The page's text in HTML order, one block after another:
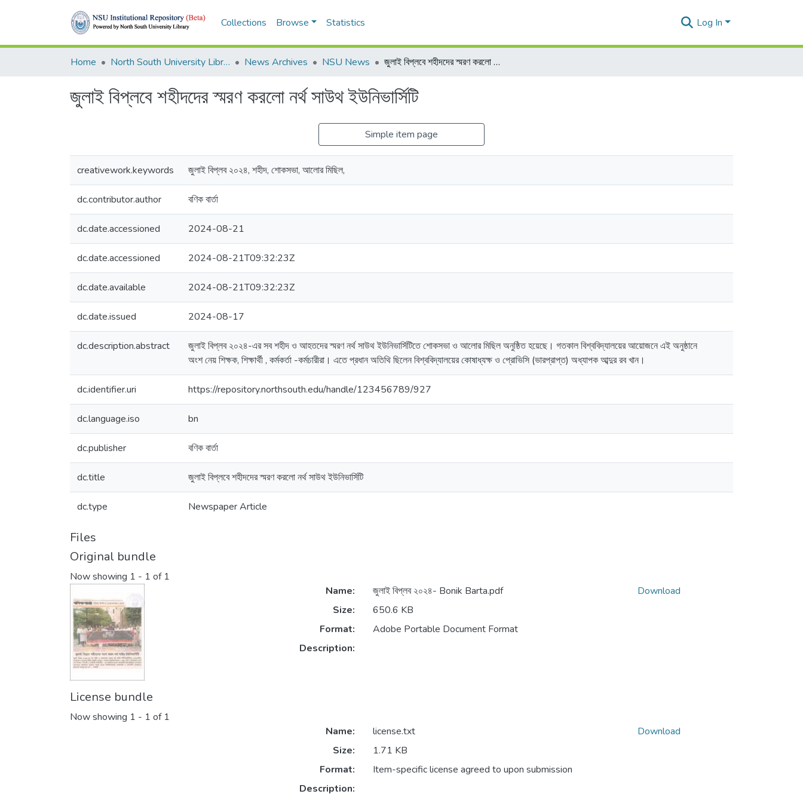
Collections Browse Statistics Log In
Home North South University Library News Archives NSU News জুলাই বিপ্লবে শহীদদের স্মরণ করলো নর্থ সাউথ ইউনিভার্সিটি
জুলাই বিপ্লবে শহীদদের স্মরণ করলো নর্থ সাউথ ইউনিভার্সিটি
Simple item page
creativework.keywords জুলাই বিপ্লব ২০২৪, শহীদ, শোকসভা, আলোর মিছিল,
dc.contributor.author বণিক বার্তা
dc.date.accessioned 2024-08-21
dc.date.accessioned 2024-08-21T09:32:23Z
dc.date.available 2024-08-21T09:32:23Z
dc.date.issued 2024-08-17
dc.description.abstract
জুলাই বিপ্লব ২০২৪-এর সব শহীদ ও আহতদের স্মরণ নর্থ সাউথ ইউনিভার্সিটিতে শোকসভা ও আলোর মিছিল অনুষ্ঠিত হয়েছে। গতকাল বিশ্ববিদ্যালয়ের আয়োজনে এই অনুষ্ঠানে
অংশ নেয় শিক্ষক, শিক্ষার্থী , কর্মকর্তা -কর্মচারীরা। এতে প্রধান অতিথি ছিলেন বিশ্ববিদ্যালয়ের কোষাধ্যক্ষ ও প্রোভিসি (ভারপ্রাপ্ত) অধ্যাপক আব্দুর রব খান।
dc.identifier.uri https://repository.northsouth.edu/handle/123456789/927
dc.language.iso bn
dc.publisher বণিক বার্তা
dc.title জুলাই বিপ্লবে শহীদদের স্মরণ করলো নর্থ সাউথ ইউনিভার্সিটি
dc.type Newspaper Article
Files
Original bundle
Now showing 1 - 1 of 1
Name:
জুলাই বিপ্লব ২০২৪- Bonik Barta.pdf
Size:
650.6 KB
Format:
Adobe Portable Document Format
Description:
Download
License bundle
Now showing 1 - 1 of 1
Name:
license.txt
Size:
1.71 KB
Format:
Item-specific license agreed to upon submission
Description:
Download